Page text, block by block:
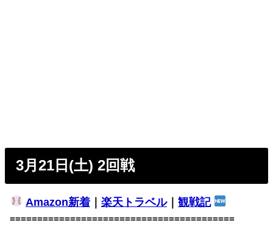
3月21日(土) 2回戦
Amazon新着｜ 楽天トラベル｜ 観戦記
=========================================